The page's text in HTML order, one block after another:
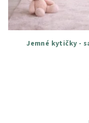
Jemné kytičky -